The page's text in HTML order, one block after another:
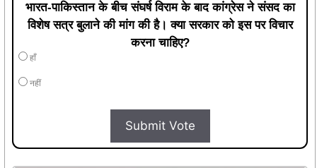
भारत-पाकिस्तान के बीच संघर्ष विराम के बाद कांग्रेस ने संसद का
विशेष सत्र बुलाने की मांग की है। क्या सरकार को इस पर विचार
करना चाहिए?
हाँ
नहीं
Submit Vote